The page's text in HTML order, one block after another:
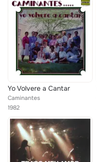
Yo Volvere a Cantar
Caminantes
1982